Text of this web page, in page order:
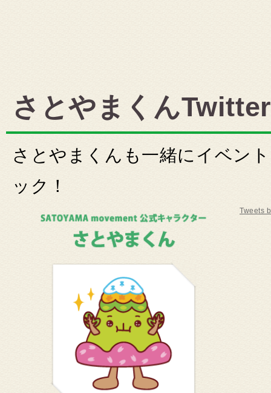
さとやまくんTwitter
さとやまくんも一緒にイベン
ック！
Tweets